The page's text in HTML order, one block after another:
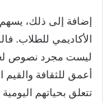
إضافة إلى ذلك،
الأكاديمي للطلاب.
ليست مجرد نصوص
أعمق للثقافة
تتعلق بحياتهم